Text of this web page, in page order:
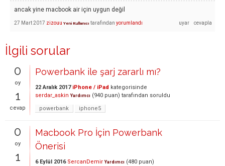
ancak yine macbook air için uygun değil
27 Mart 2017 zizouu Yeni Kullanıcı tarafından yorumlandı
İlgili sorular
0
oy
1
cevap
Powerbank ile şarj zararlı mı?
22 Aralık 2017 iPhone / iPad kategorisinde
serdar_askin Yardımcı (940 puan) tarafından soruldu
powerbank
iphone5
0
oy
1
Macbook Pro İçin Powerbank
Önerisi
6 Eylül 2016 SercanDemir Yardımcı (480 puan)